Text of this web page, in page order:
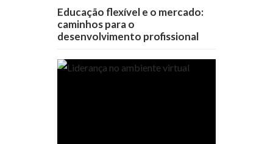
Educação flexível e o mercado:
caminhos para o
desenvolvimento profissional